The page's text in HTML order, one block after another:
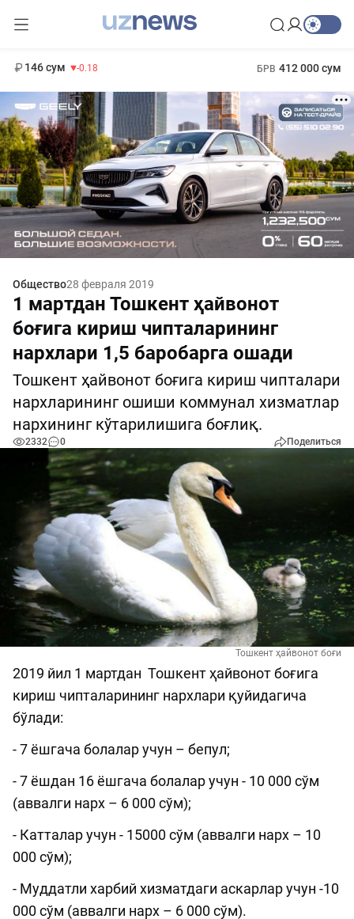
146 сум -0.18 БРВ 412 000 сум
Общество28 февраля 2019
1 мартдан Тошкент ҳайвонот
боғига кириш чипталарининг
нархлари 1,5 баробарга ошади
Тошкент ҳайвонот боғига кириш чипталари
нархларининг ошиши коммунал хизматлар
нархининг кўтарилишига боғлиқ.
2332 0 Поделиться
Тошкент ҳайвонот боғи
2019 йил 1 мартдан Тошкент ҳайвонот боғига
кириш чипталарининг нархлари қуйидагича
бўлади:
- 7 ёшгача болалар учун – бепул;
- 7 ёшдан 16 ёшгача болалар учун - 10 000 сўм
(аввалги нарх – 6 000 сўм);
- Катталар учун - 15000 сўм (аввалги нарх – 10
000 сўм);
- Муддатли харбий хизматдаги аскарлар учун -10
000 сўм (аввалги нарх – 6 000 сўм).